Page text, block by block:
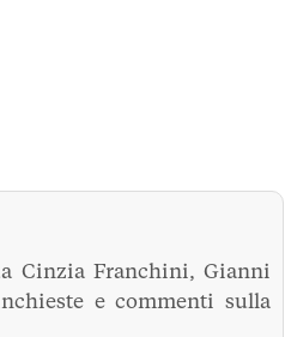
Cinzia Franchini, Gianni
e commenti sulla